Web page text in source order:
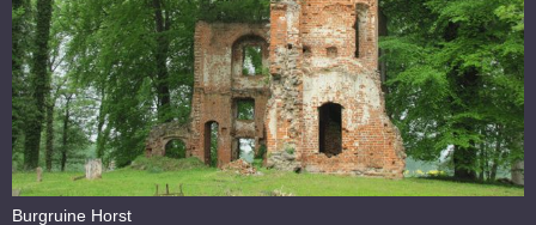
Burgruine Horst